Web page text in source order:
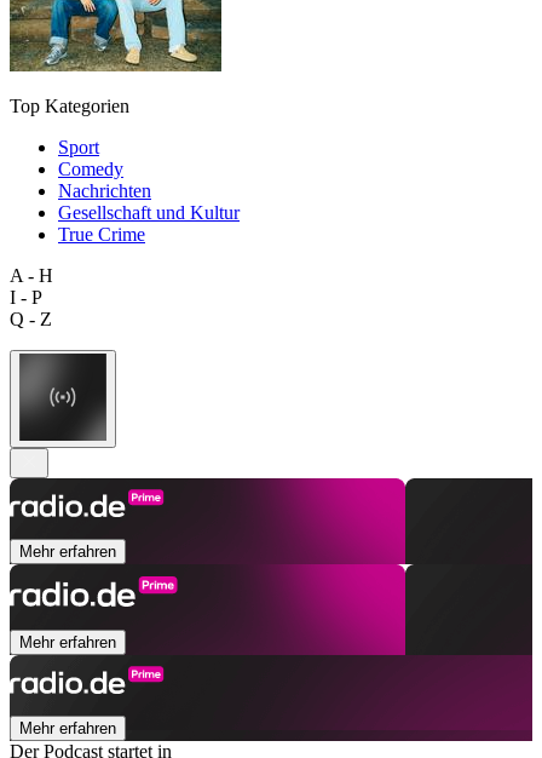
Top Kategorien
Sport
Comedy
Nachrichten
Gesellschaft und Kultur
True Crime
A - H
I - P
Q - Z
Mehr erfahren
Mehr erfahren
Mehr erfahren
Der Podcast startet in